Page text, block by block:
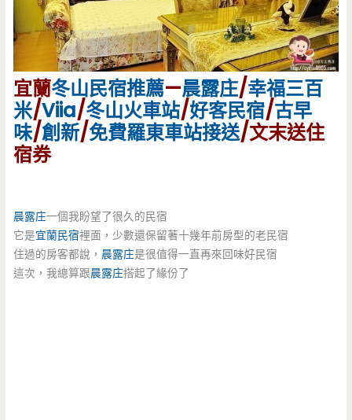
宜蘭冬山民宿推薦—晨露庄/幸福三百
米/Viia/冬山火車站/好客民宿/古早
味/創新/免費羅東車站接送/文末送住
宿券
晨露庄一個我盼望了很久的民宿
它是宜蘭民宿裡面，少數還保留著十幾年前房型的老民宿
住過的房客都說，晨露庄是很值得一直再來回味好民宿
這次，我總算跟晨露庄搭起了緣份了